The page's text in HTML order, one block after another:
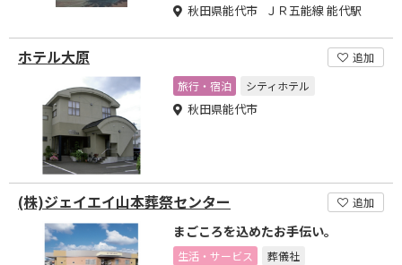
秋田県能代市 ＪＲ五能線 能代駅
ホテル大原
追加
旅行・宿泊
シティホテル
秋田県能代市
(株)ジェイエイ山本葬祭センター 追加
まごころを込めたお手伝い。
生活・サービス 葬儀社